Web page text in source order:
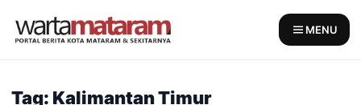
MENU
Tag: Kalimantan Timur